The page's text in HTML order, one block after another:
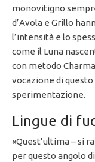
monovitigno
d’Avola e Grillo
l’intensità e lo
come il Luna
con metodo
vocazione di
sperimentazione.
Lingue di
«Quest’ultima – si
per questo angolo